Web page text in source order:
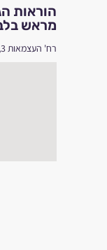
הוראות
מראש
רח' העצמאות 3, אבן יהודה